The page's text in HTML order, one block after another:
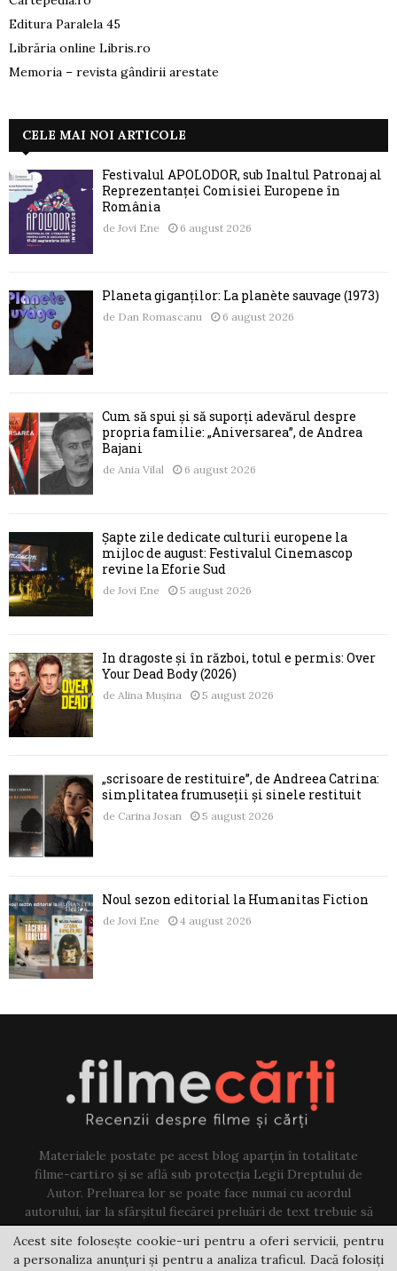
Editura Paralela 45
Librăria online Libris.ro
Memoria – revista gândirii arestate
CELE MAI NOI ARTICOLE
Festivalul APOLODOR, sub Înaltul Patronaj al
Reprezentanței Comisiei Europene în
România
de Jovi Ene 6 august 2026
Planeta giganților: La planète sauvage (1973)
de Dan Romascanu 6 august 2026
Cum să spui și să suporți adevărul despre
propria familie: „Aniversarea”, de Andrea
Bajani
de Ania Vilal 6 august 2026
Șapte zile dedicate culturii europene la
mijloc de august: Festivalul Cinemascop
revine la Eforie Sud
de Jovi Ene 5 august 2026
În dragoste și în război, totul e permis: Over
Your Dead Body (2026)
de Alina Mușina 5 august 2026
„scrisoare de restituire”, de Andreea Catrina:
simplitatea frumuseții și sinele restituit
de Carina Josan 5 august 2026
Noul sezon editorial la Humanitas Fiction
de Jovi Ene 4 august 2026
Materialele postate pe acest blog aparțin în totalitate
filme-carti.ro și se află sub protecția Legii Dreptului de
Autor. Preluarea lor se poate face numai cu acordul
autorului, iar la sfârșitul fiecărei preluări de text trebuie să
existe un link către acest blog.
Contact us:jovi@filme-carti.ro
Acest site folosește cookie-uri pentru a oferi servicii, pentru
a personaliza anunțuri și pentru a analiza traficul. Dacă folosiți